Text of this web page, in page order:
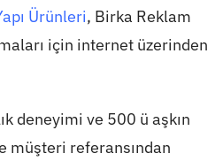
Ürünleri, Birka Reklam
için internet üzerinden
deneyimi ve 500 ü aşkın
müşteri referansından